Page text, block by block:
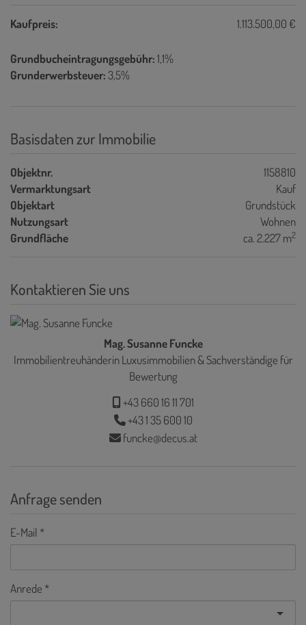
Kaufpreis: 1.113.500,00 €
Grundbucheintragungsgebühr:1,1%
Grunderwerbsteuer:3,5%
Basisdaten zur Immobilie
Objektnr.
1158810
Vermarktungsart
Kauf
Objektart
Grundstück
Nutzungsart
Wohnen
Grundfläche
ca. 2.227 m2
Kontaktieren Sie uns
Mag. Susanne Funcke
Immobilientreuhänderin Luxusimmobilien & Sachverständige für
Bewertung
+43 660 16 11 701
+43 1 35 600 10
funcke@decus.at
Anfrage senden
E-Mail
Anrede